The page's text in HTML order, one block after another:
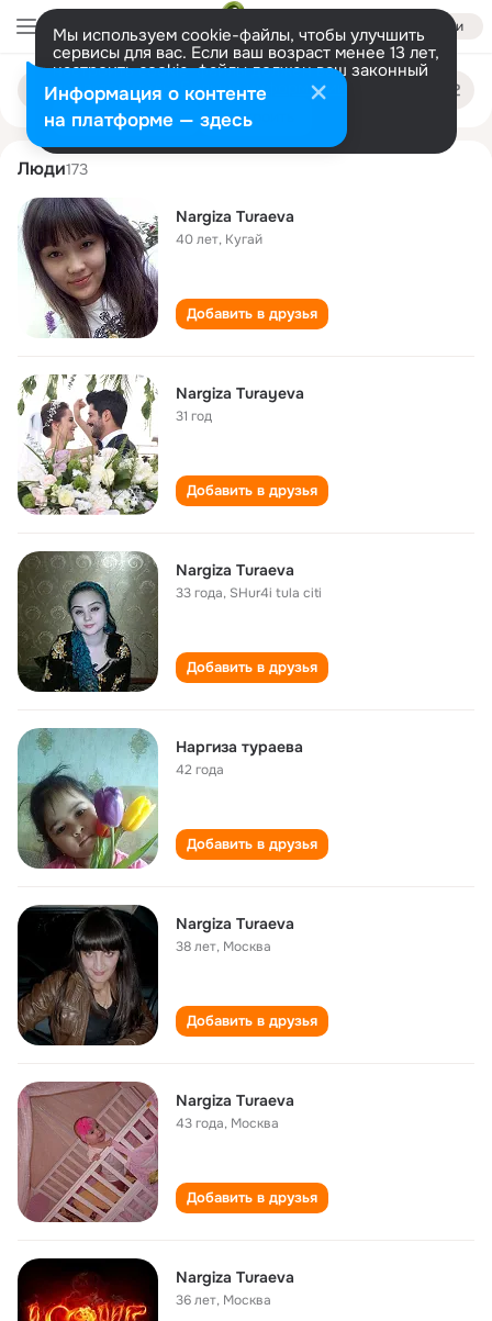
Войти
Мы используем cookie-файлы, чтобы улучшить
сервисы для вас. Если ваш возраст менее 13 лет,
настроить cookie-файлы должен ваш законный
представитель. Больше информации
Разрешить все Настроить
Поиск
людям
nargiza turaeva
Люди173
Nargiza Turaeva
40 лет, Кугай
Добавить в друзья
Nargiza Turayeva
31 год
Добавить в друзья
Nargiza Turaeva
33 года, SHur4i tula citi
Добавить в друзья
Наргиза тураева
42 года
Добавить в друзья
Nargiza Turaeva
38 лет, Москва
Добавить в друзья
Nargiza Turaeva
43 года, Москва
Добавить в друзья
Nargiza Turaeva
36 лет, Москва
Информация о контенте
на платформе — здесь